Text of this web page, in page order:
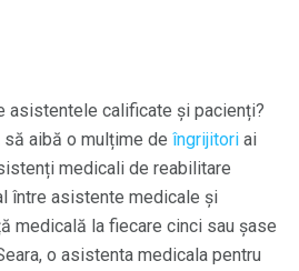
asistentele calificate și pacienți?
aibă o mulțime de îngrijitori ai
medicali de reabilitare
între asistente medicale și
medicală la fiecare cinci sau șase
o asistenta medicala pentru